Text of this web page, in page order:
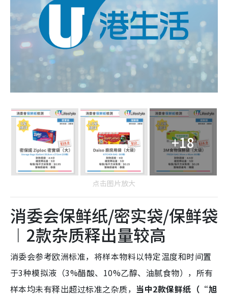
+18
点击图片放大
消委会保鲜纸/密实袋/保鲜袋
︱2款杂质释出量较高
消委会参考欧洲标准，将样本物料以特定温度和时间置
于3种模拟液（3%醋酸、10%乙醇、油腻食物），所有
样本均未有释出超过标准之杂质， 当中2款保鲜纸（“旭